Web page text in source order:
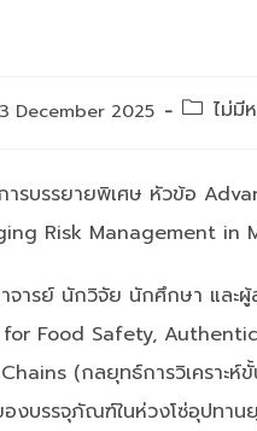
December 2025
Postไม่มี
รบรรยายพิเศษ หัวข้อ
Risk Management in
ารย์ นักวิจัย นักศึกษา และ
Food Safety,
(กลยุทธ์การวิเคราะห์
องบรรจุภัณฑ์ในห่วงโซ่อุปทา